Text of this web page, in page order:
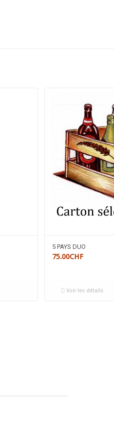
5 PAYS DUO
75.00CHF
Voir les détails